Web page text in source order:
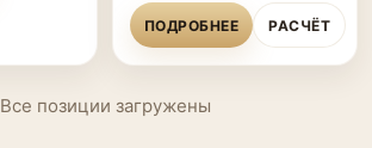
ПОДРОБНЕЕ РАСЧЁТ
Все позиции загружены